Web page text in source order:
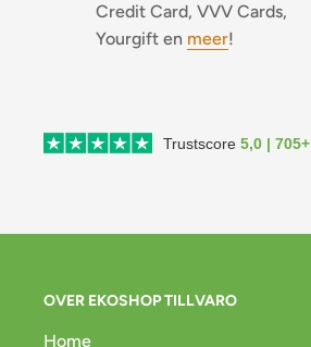
Credit Card, VVV Cards,
Yourgift en meer!
Trustscore 5,0 | 705+
OVER EKOSHOP TILLVARO
Home